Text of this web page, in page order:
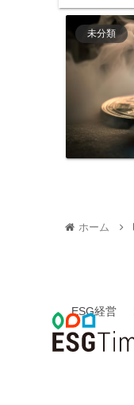
未分類
ホーム
ESG経営